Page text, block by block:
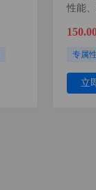
性能
专属
立